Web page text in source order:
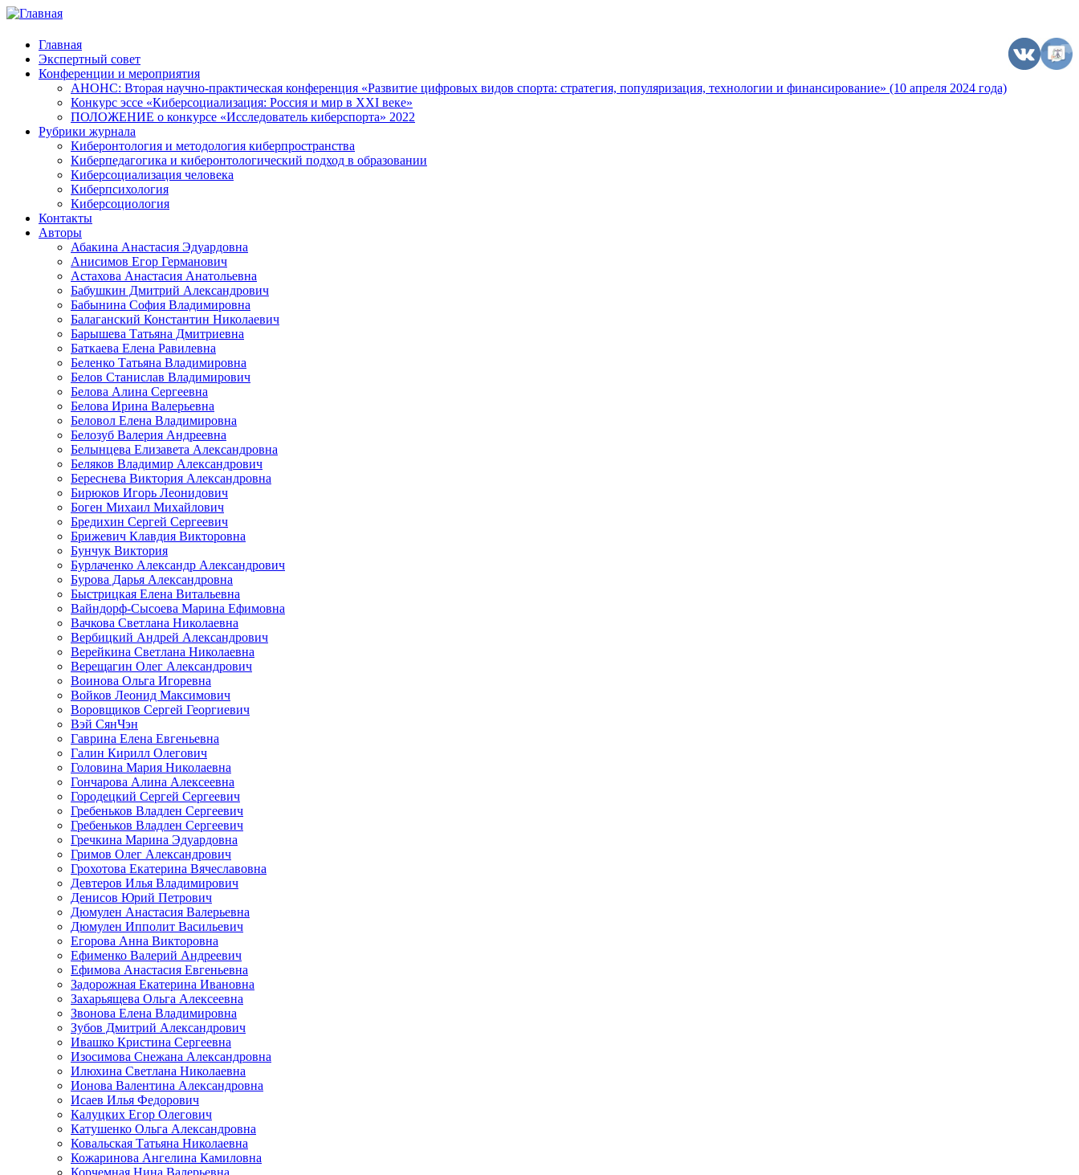
Главная
Экспертный совет
Конференции и мероприятия
АНОНС: Вторая научно-практическая конференция «Развитие цифровых видов спорта: стратегия, популяризация, технологии и финансирование» (10 апреля 2024 года)
Конкурс эссе «Киберсоциализация: Россия и мир в XXI веке»
ПОЛОЖЕНИЕ о конкурсе «Исследователь киберспорта» 2022
Рубрики журнала
Киберонтология и методология киберпространства
Киберпедагогика и киберонтологический подход в образовании
Киберсоциализация человека
Киберпсихология
Киберсоциология
Контакты
Авторы
Абакина Анастасия Эдуардовна
Анисимов Егор Германович
Астахова Анастасия Анатольевна
Бабушкин Дмитрий Александрович
Бабынина София Владимировна
Балаганский Константин Николаевич
Барышева Татьяна Дмитриевна
Баткаева Елена Равилевна
Беленко Татьяна Владимировна
Белов Станислав Владимирович
Белова Алина Сергеевна
Белова Ирина Валерьевна
Беловол Елена Владимировна
Белозуб Валерия Андреевна
Белынцева Елизавета Александровна
Беляков Владимир Александрович
Береснева Виктория Александровна
Бирюков Игорь Леонидович
Боген Михаил Михайлович
Бредихин Сергей Сергеевич
Брижевич Клавдия Викторовна
Бунчук Виктория
Бурлаченко Александр Александрович
Бурова Дарья Александровна
Быстрицкая Елена Витальевна
Вайндорф-Сысоева Марина Ефимовна
Вачкова Светлана Николаевна
Вербицкий Андрей Александрович
Верейкина Светлана Николаевна
Верещагин Олег Александрович
Воинова Ольга Игоревна
Войков Леонид Максимович
Воровщиков Сергей Георгиевич
Вэй СянЧэн
Гаврина Елена Евгеньевна
Галин Кирилл Олегович
Головина Мария Николаевна
Гончарова Алина Алексеевна
Городецкий Сергей Сергеевич
Гребеньков Владлен Сергеевич
Гребеньков Владлен Сергеевич
Гречкина Марина Эдуардовна
Гримов Олег Александрович
Грохотова Екатерина Вячеславовна
Девтеров Илья Владимирович
Денисов Юрий Петрович
Дюмулен Анастасия Валерьевна
Дюмулен Ипполит Васильевич
Егорова Анна Викторовна
Ефименко Валерий Андреевич
Ефимова Анастасия Евгеньевна
Задорожная Екатерина Ивановна
Захарьящева Ольга Алексеевна
Звонова Елена Владимировна
Зубов Дмитрий Александрович
Ивашко Кристина Сергеевна
Изосимова Снежана Александровна
Илюхина Светлана Николаевна
Ионова Валентина Александровна
Исаев Илья Федорович
Калуцких Егор Олегович
Катушенко Ольга Александровна
Ковальская Татьяна Николаевна
Кожаринова Ангелина Камиловна